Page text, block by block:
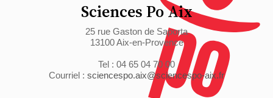
Sciences Po Aix
25 rue Gaston de Saporta
13100 Aix-en-Provence
Tel : 04 65 04 70 00
Courriel : sciencespo.aix@sciencespo-aix.fr